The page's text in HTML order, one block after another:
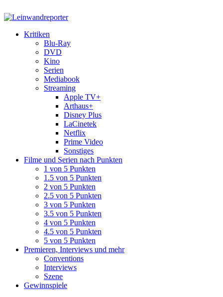
Kritiken
Blu-Ray
DVD
Kino
Serien
Mediabook
Streaming
Apple TV+
Arthaus+
Disney Plus
LaCinetek
Netflix
Prime Video
Sonstiges
Filme und Serien nach Punkten
1 von 5 Punkten
1.5 von 5 Punkten
2 von 5 Punkten
2.5 von 5 Punkten
3 von 5 Punkten
3.5 von 5 Punkten
4 von 5 Punkten
4.5 von 5 Punkten
5 von 5 Punkten
Premieren, Interviews und mehr
Conventions
Interviews
Szene
Gewinnspiele